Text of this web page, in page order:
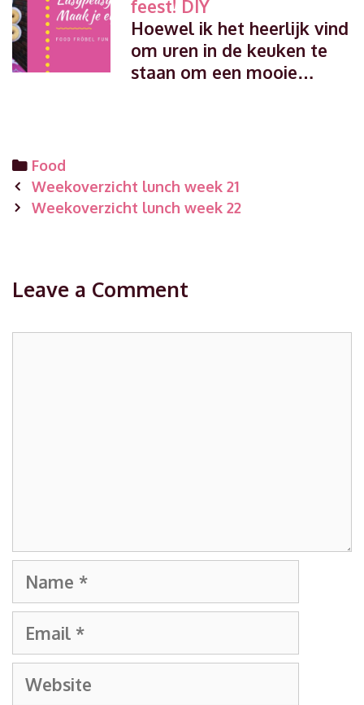
feest! DIY
Hoewel ik het heerlijk vind
om uren in de keuken te
staan om een mooie…
Categories
Food
Post
navigation
Weekoverzicht lunch week 21
Weekoverzicht lunch week 22
Leave a Comment
Name
Email
Website